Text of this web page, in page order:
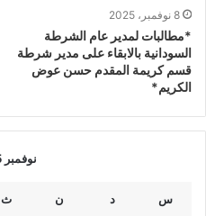
8 نوفمبر، 2025
*مطالبات لمدير عام الشرطة
السودانية بالابقاء على مدير شرطة
قسم كريمة المقدم حسن عوض
الكريم*
نوفمبر 2025
س د ن ث